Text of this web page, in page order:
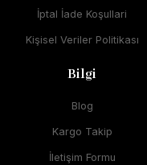
İptal İade Koşullari
Kişisel Veriler Politikası
Bilgi
Blog
Kargo Takip
İletişim Formu